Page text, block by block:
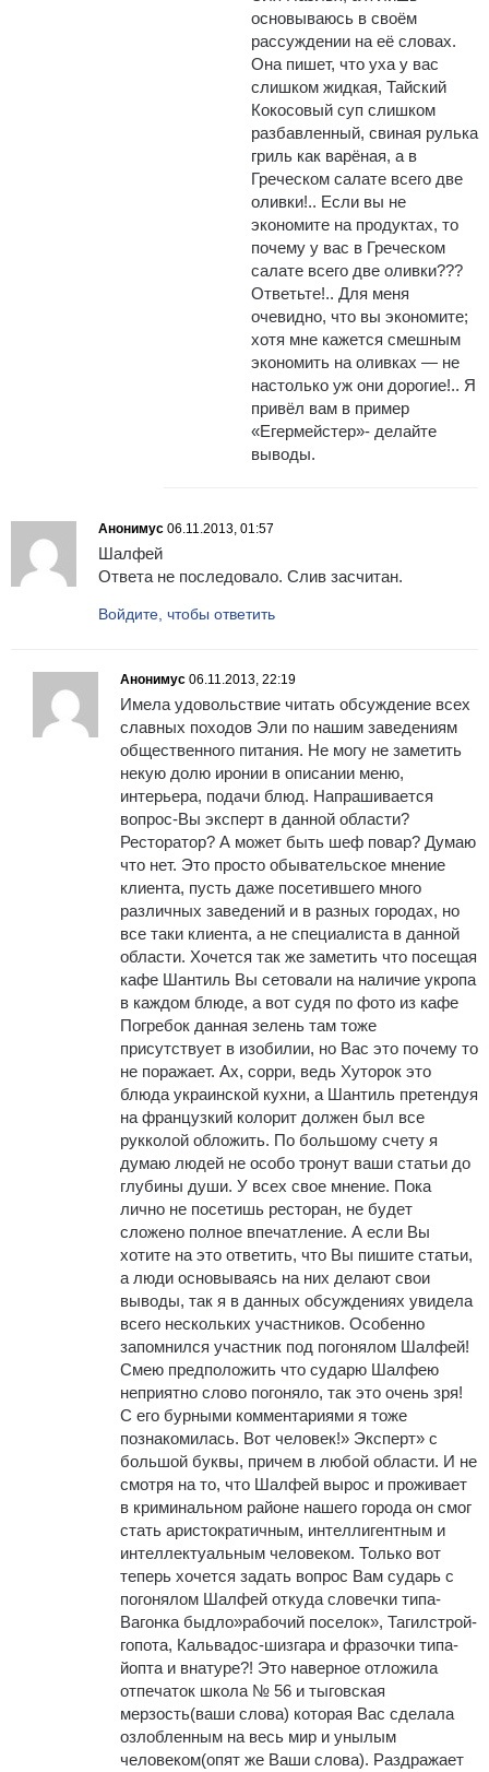
основываюсь в своём
рассуждении на её словах.
Она пишет, что уха у вас
слишком жидкая, Тайский
Кокосовый суп слишком
разбавленный, свиная рулька
гриль как варёная, а в
Греческом салате всего две
оливки!.. Если вы не
экономите на продуктах, то
почему у вас в Греческом
салате всего две оливки???
Ответьте!.. Для меня
очевидно, что вы экономите;
хотя мне кажется смешным
экономить на оливках — не
настолько уж они дорогие!.. Я
привёл вам в пример
«Егермейстер»- делайте
выводы.
Анонимус 06.11.2013, 01:57
Шалфей
Ответа не последовало. Слив засчитан.
Войдите, чтобы ответить
Анонимус 06.11.2013, 22:19
Имела удовольствие читать обсуждение всех
славных походов Эли по нашим заведениям
общественного питания. Не могу не заметить
некую долю иронии в описании меню,
интерьера, подачи блюд. Напрашивается
вопрос-Вы эксперт в данной области?
Ресторатор? А может быть шеф повар? Думаю
что нет. Это просто обывательское мнение
клиента, пусть даже посетившего много
различных заведений и в разных городах, но
все таки клиента, а не специалиста в данной
области. Хочется так же заметить что посещая
кафе Шантиль Вы сетовали на наличие укропа
в каждом блюде, а вот судя по фото из кафе
Погребок данная зелень там тоже
присутствует в изобилии, но Вас это почему то
не поражает. Ах, сорри, ведь Хуторок это
блюда украинской кухни, а Шантиль претендуя
на французкий колорит должен был все
рукколой обложить. По большому счету я
думаю людей не особо тронут ваши статьи до
глубины души. У всех свое мнение. Пока
лично не посетишь ресторан, не будет
сложено полное впечатление. А если Вы
хотите на это ответить, что Вы пишите статьи,
а люди основываясь на них делают свои
выводы, так я в данных обсуждениях увидела
всего нескольких участников. Особенно
запомнился участник под погонялом Шалфей!
Смею предположить что сударю Шалфею
неприятно слово погоняло, так это очень зря!
С его бурными комментариями я тоже
познакомилась. Вот человек!» Эксперт» с
большой буквы, причем в любой области. И не
смотря на то, что Шалфей вырос и проживает
в криминальном районе нашего города он смог
стать аристократичным, интеллигентным и
интеллектуальным человеком. Только вот
теперь хочется задать вопрос Вам сударь с
погонялом Шалфей откуда словечки типа-
Вагонка быдло»рабочий поселок», Тагилстрой-
гопота, Кальвадос-шизгара и фразочки типа-
йопта и внатуре?! Это наверное отложила
отпечаток школа № 56 и тыговская
мерзость(ваши слова) которая Вас сделала
озлобленным на весь мир и унылым
человеком(опят же Ваши слова). Раздражает